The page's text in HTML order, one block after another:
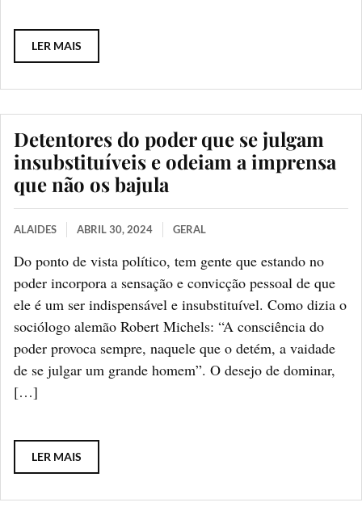
LER MAIS
Detentores do poder que se julgam
insubstituíveis e odeiam a imprensa
que não os bajula
ALAIDES ABRIL 30, 2024 GERAL
Do ponto de vista político, tem gente que estando no
poder incorpora a sensação e convicção pessoal de que
ele é um ser indispensável e insubstituível. Como dizia o
sociólogo alemão Robert Michels: “A consciência do
poder provoca sempre, naquele que o detém, a vaidade
de se julgar um grande homem”. O desejo de dominar,
[…]
LER MAIS